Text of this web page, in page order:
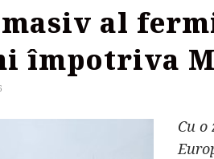
al
împotriva
Cu